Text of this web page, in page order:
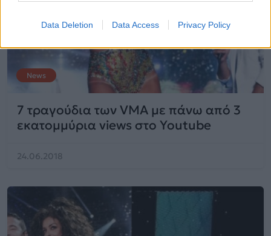
Data Deletion Data Access Privacy Policy
News
7 τραγούδια των VMA με πάνω από 3
εκατομμύρια views στο Youtube
24.06.2018